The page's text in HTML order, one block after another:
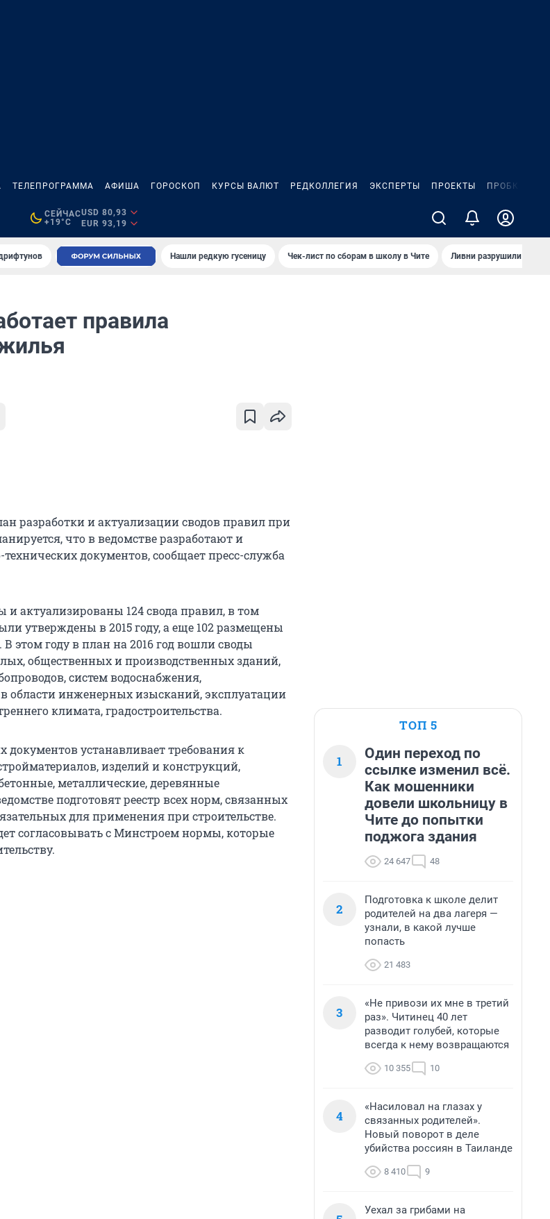
ТЕЛЕПРОГРАММА АФИША ГОРОСКОП КУРСЫ ВАЛЮТ РЕДКОЛЛЕГИЯ ЭКСПЕРТЫ ПРОЕКТЫ ПРОБКИ
СЕЙЧАС
+19°C
USD 80,93
EUR 93,19
Нашли редкую гусеницу Чек-лист по сборам в школу в Чите Ливни разрушили
правила
разработки и актуализации сводов правил при
что в ведомстве разработают и
документов, сообщает пресс-служба
и актуализированы 124 свода правил, в том
утверждены в 2015 году, а еще 102 размещены
этом году в план на 2016 год вошли своды
общественных и производственных зданий,
систем водоснабжения,
области инженерных изысканий, эксплуатации
климата, градостроительства.
документов устанавливает требования к
изделий и конструкций,
металлические, деревянные
подготовят реестр всех норм, связанных
для применения при строительстве.
согласовывать с Минстроем нормы, которые
ТОП 5
1
Один переход по
ссылке изменил всё.
Как мошенники
довели школьницу в
Чите до попытки
поджога здания
24 647 48
2
Подготовка к школе делит
родителей на два лагеря —
узнали, в какой лучше
попасть
21 483
3
«Не привози их мне в третий
раз». Читинец 40 лет
разводит голубей, которые
всегда к нему возвращаются
10 355 10
4
«Насиловал на глазах у
связанных родителей».
Новый поворот в деле
убийства россиян в Таиланде
8 410 9
Уехал за грибами на